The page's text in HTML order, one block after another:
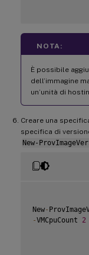
NOTA:
È possibile
dell’immagine
un’unità di
Creare una
specifica di
New-
New-
-VMCpuCount 2